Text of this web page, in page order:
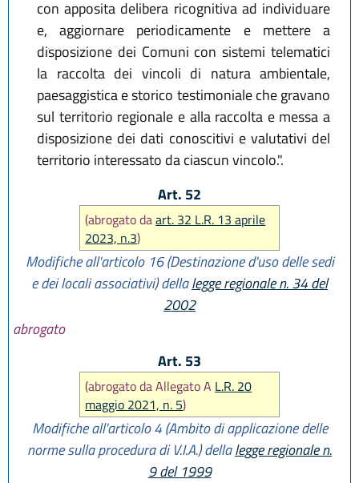
con apposita delibera ricognitiva ad individuare
e, aggiornare periodicamente e mettere a
disposizione dei Comuni con sistemi telematici
la raccolta dei vincoli di natura ambientale,
paesaggistica e storico testimoniale che gravano
sul territorio regionale e alla raccolta e messa a
disposizione dei dati conoscitivi e valutativi del
territorio interessato da ciascun vincolo.".
Art. 52
(abrogato daart. 32 L.R. 13 aprile
2023, n.3)
Modifiche all'articolo 16 (Destinazione d'uso delle sedi
e dei locali associativi) dellalegge regionale n. 34 del
2002
abrogato
Art. 53
(abrogato da Allegato A L.R. 20
maggio 2021, n. 5)
Modifiche all'articolo 4 (Ambito di applicazione delle
norme sulla procedura di V.I.A.) dellalegge regionale n.
9 del 1999